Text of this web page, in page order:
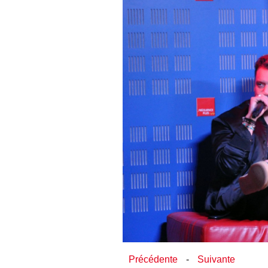
Précédente - Suivante